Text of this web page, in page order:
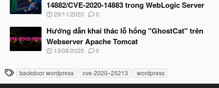
ầ
u
b
ắ
đ
ầ
u
14882/CVE-2020-14883 trong WebLogic Server
N
à
b
ắ
đ
ầ
u
29/11/2020 0
Hướng dẫn khai thác lỗ hổng "GhostCat" trên
Webserver Apache Tomcat
N
y
13/08/2020 0
T
h
backdoor wordpress cve-2020–25213 wordpress